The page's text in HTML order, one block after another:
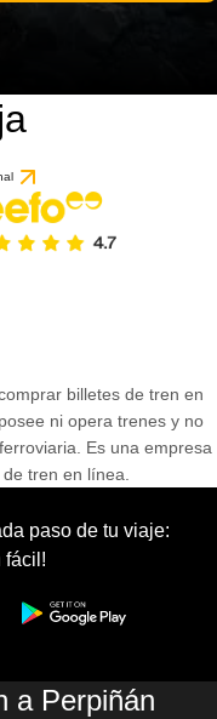
billetes de tren en
ni opera trenes y no
Es una empresa
tren en línea.
paso de tu viaje:
fácil!
a Perpiñán